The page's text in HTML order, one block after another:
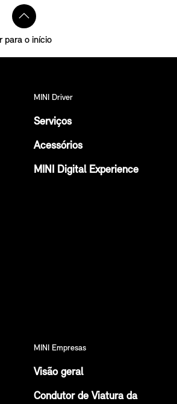
Ir para o início
MINI Driver
Serviços
Acessórios
MINI Digital Experience
MINI Empresas
Visão geral
Condutor de Viatura da